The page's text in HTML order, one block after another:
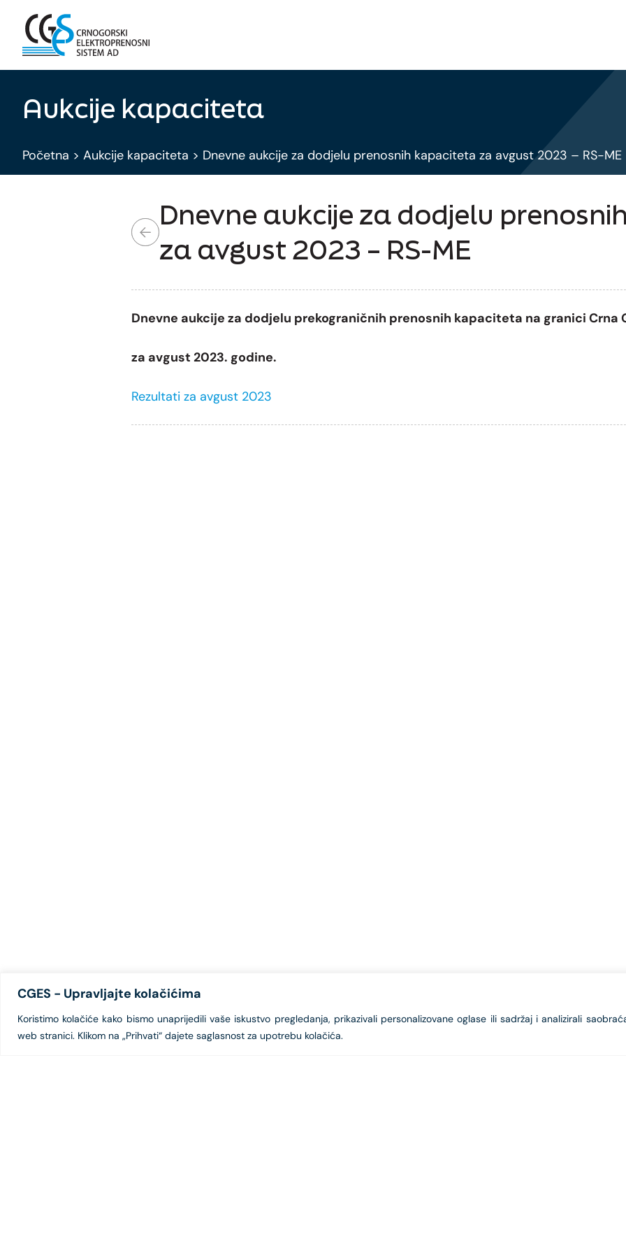
CGES - Upravljajte kolačićima
Koristimo kolačiće kako bismo unaprijedili vaše iskustvo pregledanja, prikazivali personalizovane oglase ili sadržaj i analizirali
web stranici. Klikom na „Prihvati“ dajete saglasnost za upotrebu kolačića.
Aukcije kapaciteta
Početna > Aukcije kapaciteta > Dnevne aukcije za dodjelu prenosnih kapaciteta za avgust 2023 – RS-ME
Dnevne aukcije za dodjelu
za avgust 2023 – RS-ME
Dnevne aukcije za dodjelu prekograničnih prenosnih kapaciteta na granici Crna
za avgust 2023. godine.
Rezultati za avgust 2023